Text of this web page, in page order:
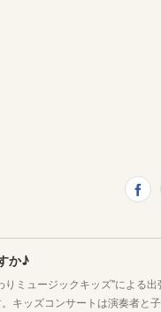
か♪
ミュージックキッズ"による
キッズコンサートは演奏者と